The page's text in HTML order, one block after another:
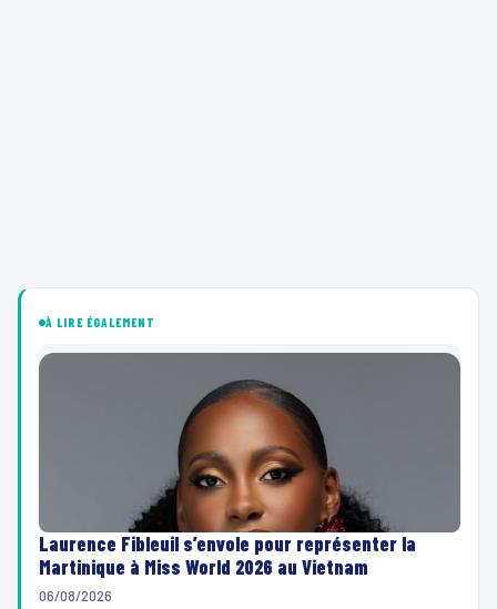
À LIRE ÉGALEMENT
Laurence Fibleuil s’envole pour représenter la
Martinique à Miss World 2026 au Vietnam
06/08/2026